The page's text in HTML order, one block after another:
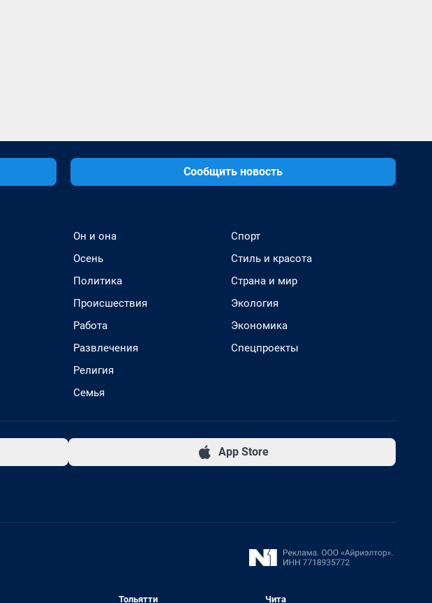
Сообщить новость
Он и она
Осень
Политика
Происшествия
Работа
Развлечения
Религия
Семья
Спорт
Стиль и красота
Страна и мир
Экология
Экономика
Спецпроекты
App Store
Тольятти Чита